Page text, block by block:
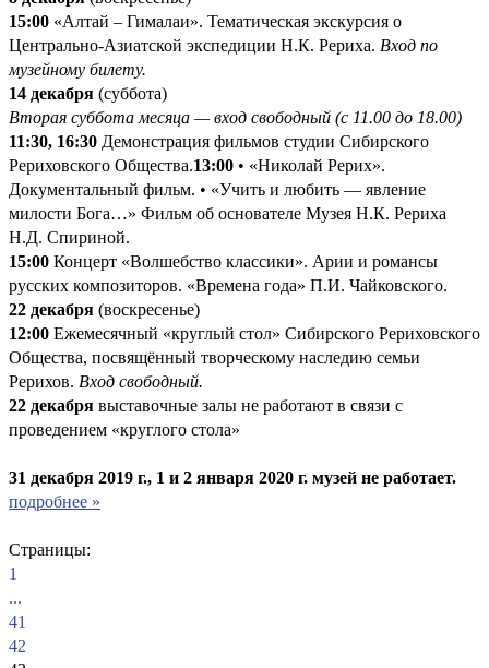
15:00 «Алтай – Гималаи». Тематическая экскурсия о
Центрально-Азиатской экспедиции Н.К. Рериха. Вход по
музейному билету.
14 декабря (суббота)
Вторая суббота месяца — вход свободный (с 11.00 до 18.00)
11:30, 16:30 Демонстрация фильмов студии Сибирского
Рериховского Общества.13:00 • «Николай Рерих».
Документальный фильм. • «Учить и любить — явление
милости Бога…» Фильм об основателе Музея Н.К. Рериха
Н.Д. Спириной.
15:00 Концерт «Волшебство классики». Арии и романсы
русских композиторов. «Времена года» П.И. Чайковского.
22 декабря (воскресенье)
12:00 Ежемесячный «круглый стол» Сибирского Рериховского
Общества, посвящённый творческому наследию семьи
Рерихов. Вход свободный.
22 декабря выставочные залы не работают в связи с
проведением «круглого стола»
31 декабря 2019 г., 1 и 2 января 2020 г. музей не работает.
подробнее »
Страницы:
1
...
41
42